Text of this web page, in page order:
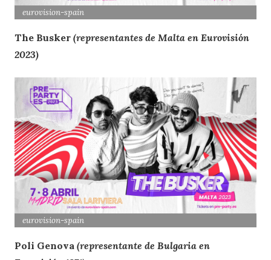
eurovision-spain
The Busker (representantes de Malta en Eurovisión
2023)
eurovision-spain
Poli Genova (representante de Bulgaria en